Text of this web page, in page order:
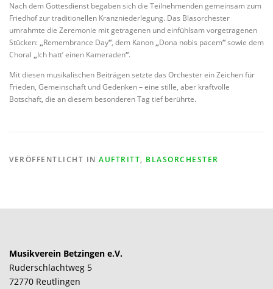
Nach dem Gottesdienst begaben sich die Teilnehmenden gemeinsam zum
Friedhof zur traditionellen Kranzniederlegung. Das Blasorchester
umrahmte die Zeremonie mit getragenen und einfühlsam vorgetragenen
Stücken: „Remembrance Day“, dem Kanon „Dona nobis pacem“sowie dem
Choral „Ich hatt’ einen Kameraden“.
Mit diesen musikalischen Beiträgen setzte das Orchester ein Zeichen für
Frieden, Gemeinschaft und Gedenken – eine stille, aber kraftvolle
Botschaft, die an diesem besonderen Tag tief berührte.
VERÖFFENTLICHT IN AUFTRITT, BLASORCHESTER
Musikverein Betzingen e.V.
Ruderschlachtweg 5
72770 Reutlingen